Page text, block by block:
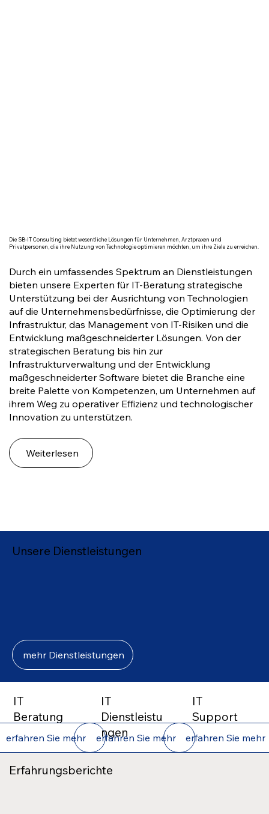
Die SB-IT Consulting bietet wesentliche Lösungen für Unternehmen, Arztpraxen und
Privatpersonen, die ihre Nutzung von Technologie optimieren möchten, um ihre Ziele zu erreichen.
Durch ein umfassendes Spektrum an Dienstleistungen
bieten unsere Experten für IT-Beratung strategische
Unterstützung bei der Ausrichtung von Technologien
auf die Unternehmensbedürfnisse, die Optimierung der
Infrastruktur, das Management von IT-Risiken und die
Entwicklung maßgeschneiderter Lösungen. Von der
strategischen Beratung bis hin zur
Infrastrukturverwaltung und der Entwicklung
maßgeschneiderter Software bietet die Branche eine
breite Palette von Kompetenzen, um Unternehmen auf
ihrem Weg zu operativer Effizienz und technologischer
Innovation zu unterstützen.
Weiterlesen
Unsere Dienstleistungen
mehr Dienstleistungen
IT
Beratung
erfahren Sie mehr
IT
Support
erfahren Sie mehr
IT
Dienstleistu
ngen
erfahren Sie mehr
Erfahrungsberichte